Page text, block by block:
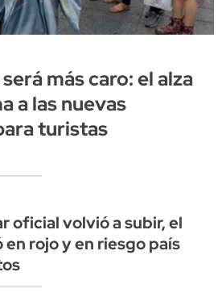
más caro: el alza
a las nuevas
turistas
oficial volvió a subir, el
rojo y en riesgo país